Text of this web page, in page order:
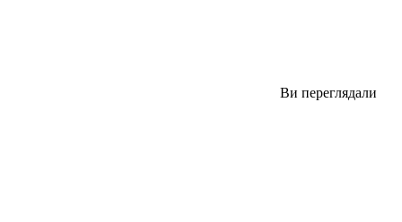
Ви переглядали